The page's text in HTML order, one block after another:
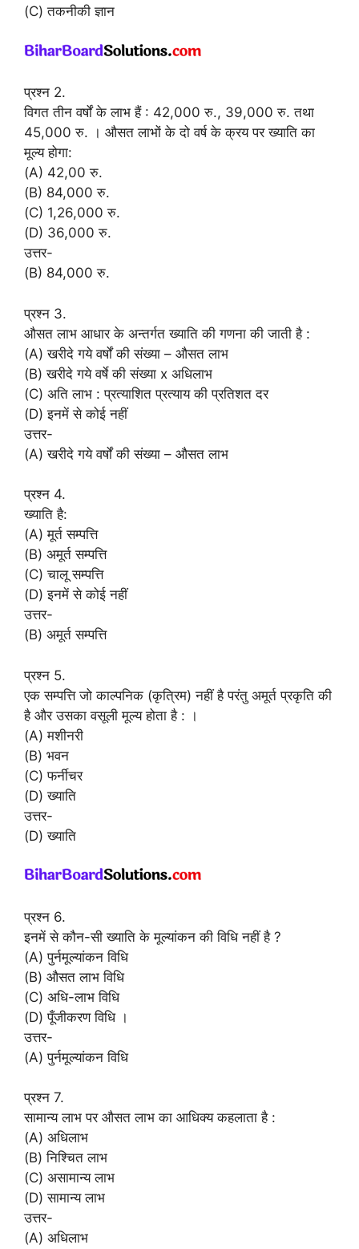
(C) तकनीकी ज्ञान
प्रश्न 2.
विगत तीन वर्षों के लाभ हैं : 42,000 रु., 39,000 रु. तथा
45,000 रु. । औसत लाभों के दो वर्ष के क्रय पर ख्याति का
मूल्य होगा:
(A) 42,00 रु.
(B) 84,000 रु.
(C) 1,26,000 रु.
(D) 36,000 रु.
उत्तर-
(B) 84,000 रु.
प्रश्न 3.
औसत लाभ आधार के अन्तर्गत ख्याति की गणना की जाती है :
(A) खरीदे गये वर्षों की संख्या – औसत लाभ
(B) खरीदे गये वर्षे की संख्या x अधिलाभ
(C) अति लाभ : प्रत्याशित प्रत्याय की प्रतिशत दर
(D) इनमें से कोई नहीं
उत्तर-
(A) खरीदे गये वर्षों की संख्या – औसत लाभ
प्रश्न 4.
ख्याति है:
(A) मूर्त सम्पत्ति
(B) अमूर्त सम्पत्ति
(C) चालू सम्पत्ति
(D) इनमें से कोई नहीं
उत्तर-
(B) अमूर्त सम्पत्ति
प्रश्न 5.
एक सम्पत्ति जो काल्पनिक (कृत्रिम) नहीं है परंतु अमूर्त प्रकृति की
है और उसका वसूली मूल्य होता है : ।
(A) मशीनरी
(B) भवन
(C) फर्नीचर
(D) ख्याति
उत्तर-
(D) ख्याति
प्रश्न 6.
इनमें से कौन-सी ख्याति के मूल्यांकन की विधि नहीं है ?
(A) पुर्नमूल्यांकन विधि
(B) औसत लाभ विधि
(C) अधि-लाभ विधि
(D) पूँजीकरण विधि ।
उत्तर-
(A) पुर्नमूल्यांकन विधि
प्रश्न 7.
सामान्य लाभ पर औसत लाभ का आधिक्य कहलाता है :
(A) अधिलाभ
(B) निश्चित लाभ
(C) असामान्य लाभ
(D) सामान्य लाभ
उत्तर-
(A) अधिलाभ